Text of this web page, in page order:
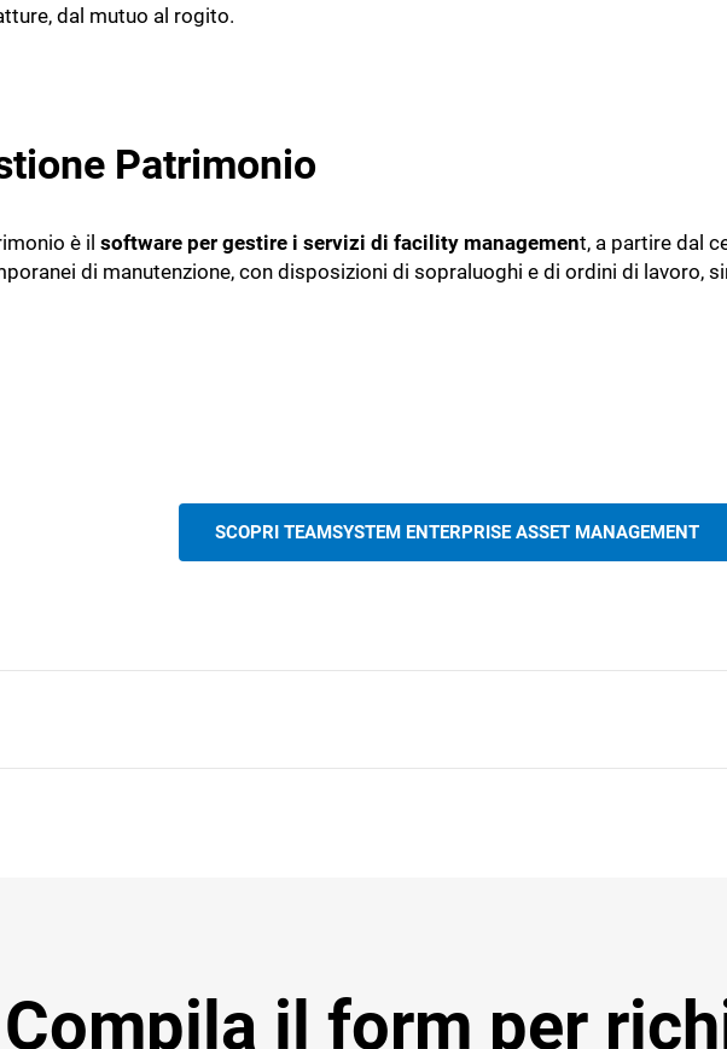
dal mutuo al rogito.
Patrimonio
è il software per gestire i servizi di facility management, a partire dal
di manutenzione, con disposizioni di sopraluoghi e di ordini di lavoro,
SCOPRI TEAMSYSTEM ENTERPRISE ASSET MANAGEMENT
Compila il form per